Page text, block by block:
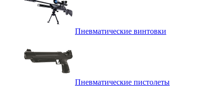
Пневматические винтовки
Пневматические пистолеты